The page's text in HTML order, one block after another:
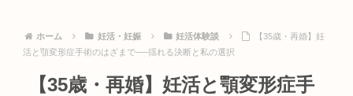
ホーム 妊活・妊娠 妊活体験談
【35歳・再婚】妊
活と顎変形症手術のはざまで──揺れる決断と私の選択
【35歳・再婚】妊活と顎変形症手